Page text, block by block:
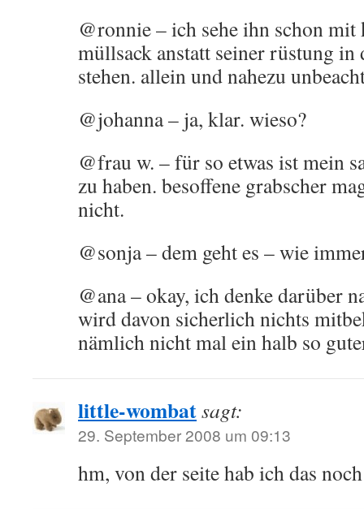
@ronnie – ich sehe ihn schon
müllsack anstatt seiner rüstung in
stehen. allein und nahezu
@johanna – ja, klar. wieso?
@frau w. – für so etwas ist mein
zu haben. besoffene grabscher
nicht.
@sonja – dem geht es – wie
@ana – okay, ich denke darüber
wird davon sicherlich nichts
nämlich nicht mal ein halb so
little-wombatsagt:
29. September 2008 um 09:13
hm, von der seite hab ich das